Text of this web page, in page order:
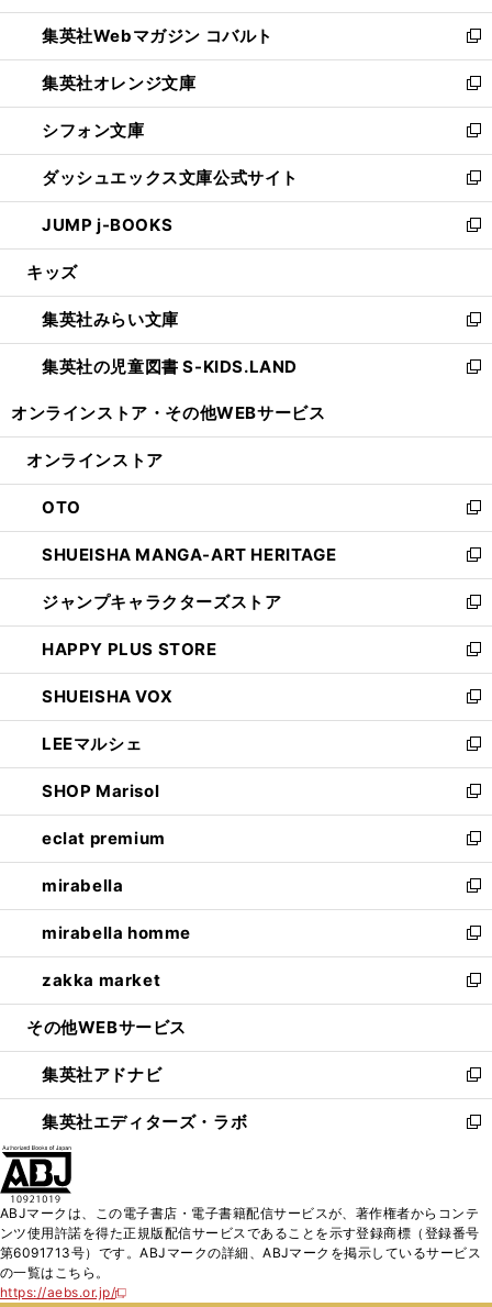
開
く
ウ
で
開
く
ン
ド
ウ
で
開
く
ウ
ィ
ン
ド
ウ
で
開
く
集英社Webマガジン コバルト
新
し
い
ウ
ィ
ン
ド
ウ
で
開
集英社オレンジ文庫
新
し
い
ウ
ィ
ン
ド
ウ
開
く
シフォン文庫
新
し
い
ウ
ィ
ン
ウ
で
開
く
ダッシュエックス文庫公式サイト
新
し
い
ウ
ン
ド
ウ
で
JUMP j-BOOKS
新
し
ウ
ィ
ン
ド
開
キッズ
集英社みらい文庫
新
し
い
ン
ウ
で
開
く
集英社の児童図書 S-KIDS.LAND
新
ウ
ン
ド
ウ
で
開
く
オンラインストア・ その他WEBサービス
オンラインストア
OTO
新
し
い
ウ
ィ
ン
ド
ウ
で
開
く
SHUEISHA MANGA-ART HERITAGE
新
し
い
ウ
ィ
ン
ド
ウ
で
開
く
ジャンプキャラクターズストア
新
し
い
ウ
ィ
ン
ド
ウ
で
開
く
HAPPY PLUS STORE
新
し
い
ウ
ィ
ン
ド
ウ
で
開
く
SHUEISHA VOX
新
し
い
ウ
ィ
ン
ド
ウ
で
開
く
LEEマルシェ
新
し
い
ウ
ィ
ン
ド
ウ
で
開
く
SHOP Marisol
新
し
い
ウ
ィ
ン
ド
ウ
で
開
eclat premium
新
し
い
ウ
ィ
ン
ド
ウ
開
く
mirabella
新
し
い
ウ
ィ
ン
ウ
で
開
く
mirabella homme
新
し
い
ウ
ン
ド
ウ
で
zakka market
新
し
ウ
ィ
ン
ド
く
その他WEBサービス
集英社アドナビ
新
し
い
ド
ウ
で
集英社エディターズ・ラボ
新
ィ
ン
ド
ABJマークは、この電子書店・電子書籍配信サービスが、著作権者からコンテ
ンツ使用許諾を得た正規版配信サービスであることを示す登録商標（登録番号
第6091713号）です。ABJマークの詳細、ABJマークを掲示しているサービス
の一覧はこちら。
https://aebs.or.jp/
新